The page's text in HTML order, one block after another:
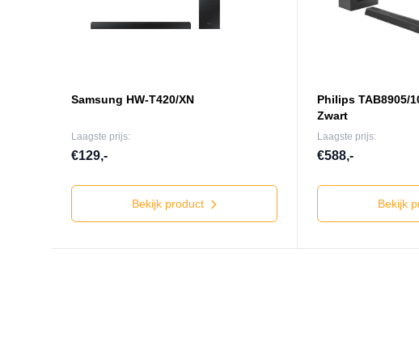
Samsung HW-T420/XN
Laagste prijs:
€129,-
Bekijk product
Philips TAB8905/
Zwart
Laagste prijs:
€588,-
Bekijk